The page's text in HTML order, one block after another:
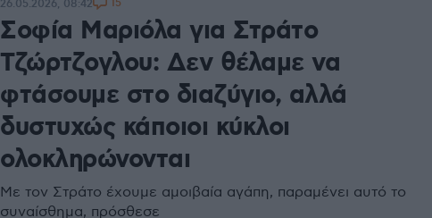
Σοφία Μαριόλα για Στράτο
Τζώρτζογλου: Δεν θέλαμε να
φτάσουμε στο διαζύγιο, αλλά
δυστυχώς κάποιοι κύκλοι
ολοκληρώνονται
Με τον Στράτο έχουμε αμοιβαία αγάπη, παραμένει αυτό το
συναίσθημα, πρόσθεσε
26.05.2026, 08:42 15